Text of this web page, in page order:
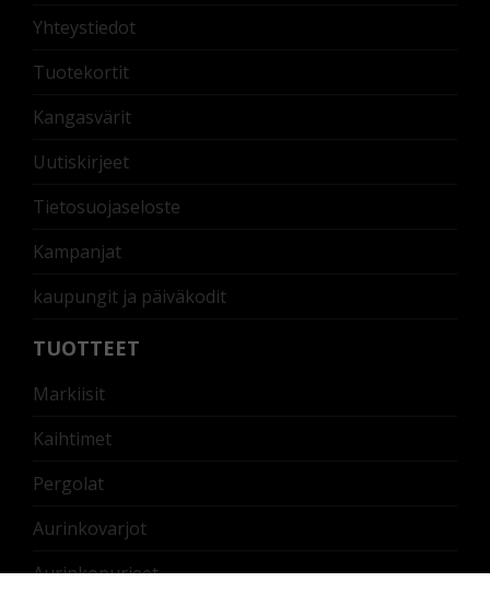
Yhteystiedot
Tuotekortit
Kangasvärit
Uutiskirjeet
Tietosuojaseloste
Kampanjat
kaupungit ja päiväkodit
TUOTTEET
Markiisit
Kaihtimet
Pergolat
Aurinkovarjot
Aurinkopurjeet